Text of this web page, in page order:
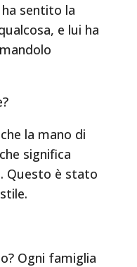
sentito la
e lui ha
la mano di
significa
Questo è stato
Ogni famiglia